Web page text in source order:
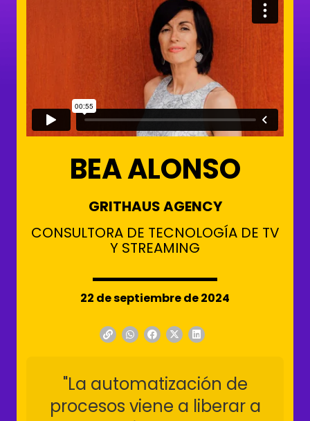
BEA ALONSO
GRITHAUS AGENCY
CONSULTORA DE TECNOLOGÍA DE TV
Y STREAMING
22 de septiembre de 2024
"La automatización de
procesos viene a liberar a